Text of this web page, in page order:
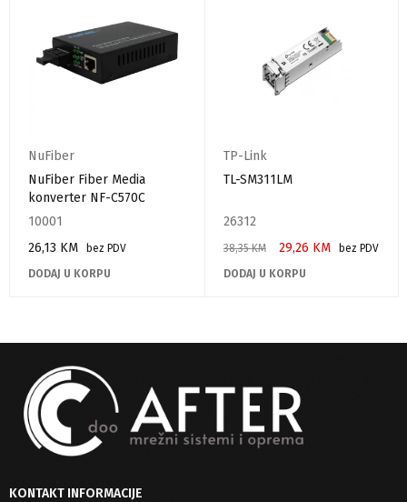
NuFiber
NuFiber Fiber Media
konverter NF-C570C
10001
26,13 KM
bez PDV
DODAJ U KORPU
TP-Link
TL-SM311LM
26312
38,35KM 29,26 KM
bez PDV
DODAJ U KORPU
KONTAKT INFORMACIJE